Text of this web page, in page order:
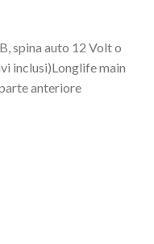
spina auto 12 Volt o
inclusi)Longlife main
anteriore